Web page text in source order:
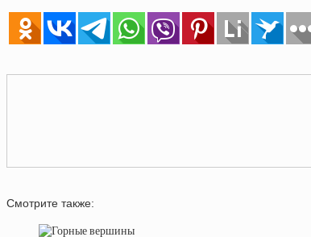
Смотрите также: